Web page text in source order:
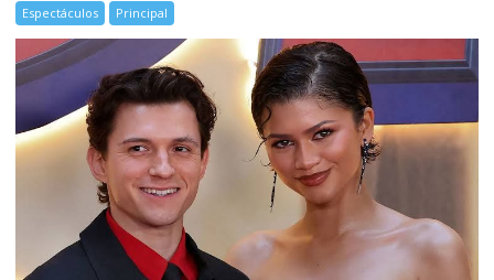
Espectáculos Principal